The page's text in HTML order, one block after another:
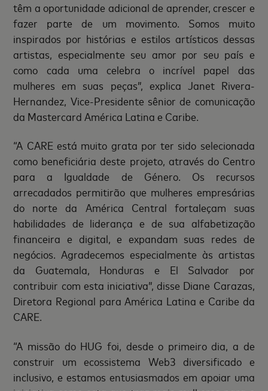
têm a oportunidade adicional de aprender, crescer e
fazer parte de um movimento. Somos muito
inspirados por histórias e estilos artísticos dessas
artistas, especialmente seu amor por seu país e
como cada uma celebra o incrível papel das
mulheres em suas peças”, explica Janet Rivera-
Hernandez, Vice-Presidente sênior de comunicação
da Mastercard América Latina e Caribe.
“A CARE está muito grata por ter sido selecionada
como beneficiária deste projeto, através do Centro
para a Igualdade de Género. Os recursos
arrecadados permitirão que mulheres empresárias
do norte da América Central fortaleçam suas
habilidades de liderança e de sua alfabetização
financeira e digital, e expandam suas redes de
negócios. Agradecemos especialmente às artistas
da Guatemala, Honduras e El Salvador por
contribuir com esta iniciativa”, disse Diane Carazas,
Diretora Regional para América Latina e Caribe da
CARE.
“A missão do HUG foi, desde o primeiro dia, a de
construir um ecossistema Web3 diversificado e
inclusivo, e estamos entusiasmados em apoiar uma